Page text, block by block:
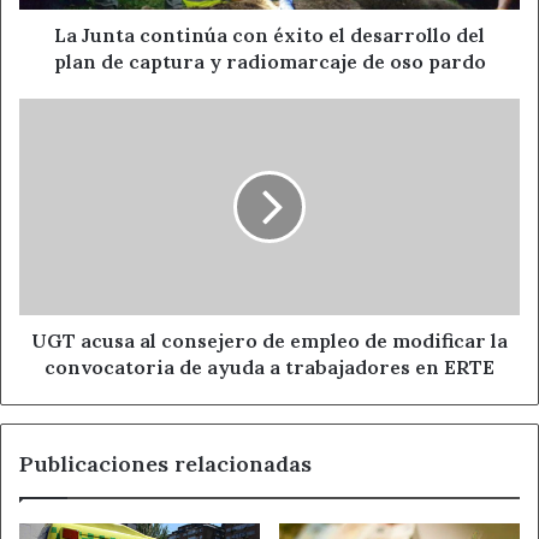
plan
captura
La Junta continúa con éxito el desarrollo del
plan de captura y radiomarcaje de oso pardo
la
convocatoria
en
UGT acusa al consejero de empleo de modificar la
convocatoria de ayuda a trabajadores en ERTE
Publicaciones relacionadas